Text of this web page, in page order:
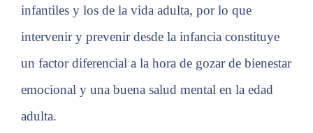
infantiles y los de la vida adulta, por lo que
intervenir y prevenir desde la infancia constituye
un factor diferencial a la hora de gozar de bienestar
emocional y una buena salud mental en la edad
adulta.